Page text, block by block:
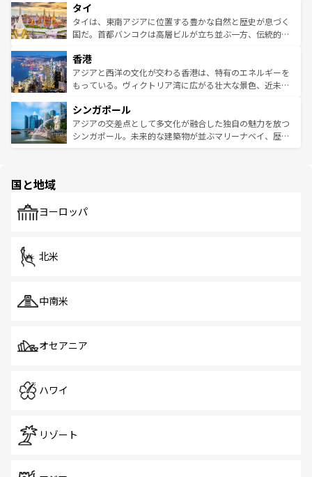
リティに包まれながら、韓国の多彩な魅力を心ゆくまで味
わってみてほしい。 なお、新着の韓国情報はコンテンツ一
覧を参照してほしい。
急速な発展と共に伝統が息づく。ハノイの古い町並みやホ
ーチミン市のフランス統治時代の建物も、独特の雰囲気を
醸し出している。また、バラエティの豊かさとおいしさで
とつ。フォーやバインミー、ベトナムコーヒーなどは、ぜ
ひ現地で味わいたい。どの地域を訪れてもあたたかい人々
が旅行者を迎えてくれるので、きっと忘れられない旅にな
参照してほしい。
タイ
タイは、東南アジアに位置する豊かな自然と歴史が息づく
国だ。首都バンコクは高層ビルが立ち並ぶ一方、伝統的な
の活気が交差している。北部ではチェンマイなどの山岳地
帯で自然と触れ合い、南部ではプーケットやクラビの美し
いビーチでリゾート気分を楽しむことができる。タイ料理
激する。気候は一年中温暖で、どの季節にも異なる楽しみ
が待っている。親しみやすいタイの人々、仏教を中心とし
た文化、そして多様な観光資源が、訪れる旅人を魅了し続
香港
アジアと西洋の文化が交わる香港は、特有のエネルギーを
もっている。ヴィクトリア湾に広がる壮大な景色、近未来
み、どこを訪れても感動するはず。観光スポットが密集し
ており、効率よく見どころを回れるのも魅力。息をのむよ
うな絶景から文化的な体験まで、香港を存分に楽しみ尽く
シンガポール
アジアの交差点として多文化が融合した独自の魅力を放つ
シンガポール。未来的な建築物が並ぶマリーナベイ、歴史
で、ホーカーズは地元の風情を楽しめる外せないスポット
国と地域
ヨーロッパ
北米
中南米
オセアニア
ハワイ
リゾート